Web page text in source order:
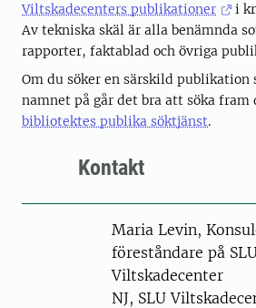
Viltskadecenters publikationer
i
Av tekniska skäl är alla benämnda
rapporter, faktablad och övriga
Om du söker en särskild publikation
namnet på går det bra att söka
bibliotektes publika söktjänst.
Kontakt
PersonMaria Levin,
föreståndare på
Viltskadecenter
NJ, SLU